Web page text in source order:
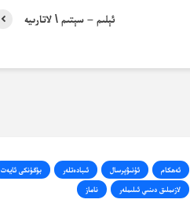
ئېلىم – سېتىم \ لاتارىيە
ئەھكام ئۇنىۋېرسال ئىبادەتلەر بۈگۈنكى ئايەت
لازىملىق دىنىي ئىلىملەر ناماز